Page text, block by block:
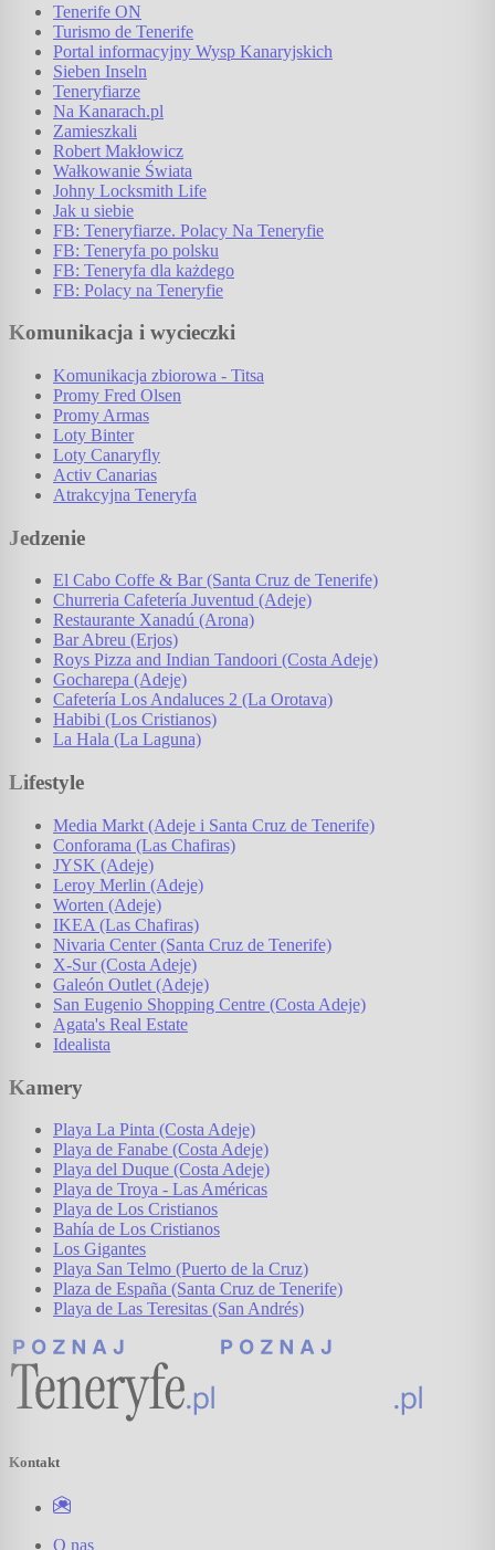
Tenerife ON
Turismo de Tenerife
Portal informacyjny Wysp Kanaryjskich
Sieben Inseln
Teneryfiarze
Na Kanarach.pl
Zamieszkali
Robert Makłowicz
Wałkowanie Świata
Johny Locksmith Life
Jak u siebie
FB: Teneryfiarze. Polacy Na Teneryfie
FB: Teneryfa po polsku
FB: Teneryfa dla każdego
FB: Polacy na Teneryfie
Komunikacja i wycieczki
Komunikacja zbiorowa - Titsa
Promy Fred Olsen
Promy Armas
Loty Binter
Loty Canaryfly
Activ Canarias
Atrakcyjna Teneryfa
Jedzenie
El Cabo Coffe & Bar (Santa Cruz de Tenerife)
Churreria Cafetería Juventud (Adeje)
Restaurante Xanadú (Arona)
Bar Abreu (Erjos)
Roys Pizza and Indian Tandoori (Costa Adeje)
Gocharepa (Adeje)
Cafetería Los Andaluces 2 (La Orotava)
Habibi (Los Cristianos)
La Hala (La Laguna)
Lifestyle
Media Markt (Adeje i Santa Cruz de Tenerife)
Conforama (Las Chafiras)
JYSK (Adeje)
Leroy Merlin (Adeje)
Worten (Adeje)
IKEA (Las Chafiras)
Nivaria Center (Santa Cruz de Tenerife)
X-Sur (Costa Adeje)
Galeón Outlet (Adeje)
San Eugenio Shopping Centre (Costa Adeje)
Agata's Real Estate
Idealista
Kamery
Playa La Pinta (Costa Adeje)
Playa de Fanabe (Costa Adeje)
Playa del Duque (Costa Adeje)
Playa de Troya - Las Américas
Playa de Los Cristianos
Bahía de Los Cristianos
Los Gigantes
Playa San Telmo (Puerto de la Cruz)
Plaza de España (Santa Cruz de Tenerife)
Playa de Las Teresitas (San Andrés)
Kontakt
O nas